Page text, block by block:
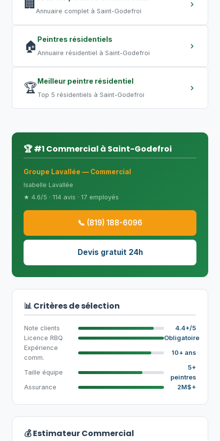
compresser les délais.
🏢 Annuaire complet à Saint-Godefroi
🏠 Peintres résidentiels
Annuaire résidentiel à Saint-Godefroi
🏆Meilleur peintre résidentiel
Top 5 résidentiels à Saint-Godefroi
🏆 #1 Commercial à Saint-Godefroi
Groupe Lavallée — Commercial
Isabelle Lavallée
★ 4.6/5 · 114 avis · 17 employés
📞 (819) 188-6096
Devis gratuit 24h
📊 Critères de sélection
Note clients
4.4+/5
Licence RBQ
Obligatoire
Expérience
comm.
10+ ans
Taille équipe
5+
peintres
Assurance
2M$+
💰 Estimateur Commercial